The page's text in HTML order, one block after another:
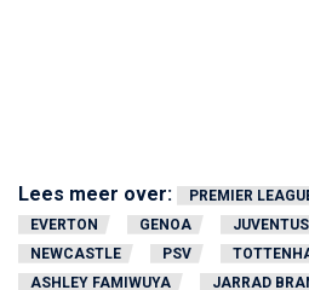
Lees meer over: PREMIER
EVERTON
GENOA JUVENTUS
NEWCASTLE
PSV
ASHLEY FAMIWUYA
JARRAD